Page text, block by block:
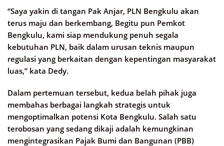
“Saya yakin di tangan Pak Anjar, PLN Bengkulu akan
terus maju dan berkembang, Begitu pun Pemkot
Bengkulu, kami siap mendukung penuh segala
kebutuhan PLN, baik dalam urusan teknis maupun
regulasi yang berkaitan dengan kepentingan masyarakat
luas,” kata Dedy.
Dalam pertemuan tersebut, kedua belah pihak juga
membahas berbagai langkah strategis untuk
mengoptimalkan potensi Kota Bengkulu. Salah satu
terobosan yang sedang dikaji adalah kemungkinan
mengintegrasikan Pajak Bumi dan Bangunan (PBB)